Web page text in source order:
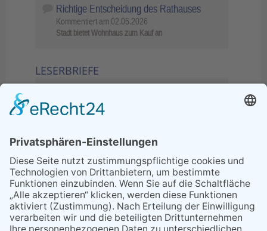
Richtige Entscheidung des Rathauses
Kommentiert am 02.05.2026
Stadt bietet Wohnhaus zum Kauf an
LESERBRIEFE
Sperrung B455: Kleiner
Grenzverkehr statt weite Wege
21.04.2026
Wenn Bahn-Computer nicht
miteinander kommunizieren
11.03.2026
"Plakatverbot für überregionale
Demos"
04.02.2026